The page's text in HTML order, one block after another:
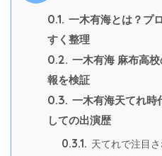
0.1. 一木有海とは？プ
すく整理
0.2. 一木有海 麻布高
報を検証
0.3. 一木有海天てれ時
しての出演歴
0.3.1. 天てれで注目